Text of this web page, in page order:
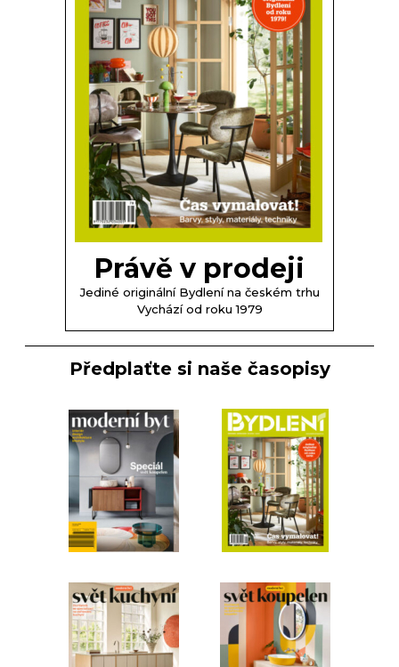
Právě v prodeji
Jediné originální Bydlení na českém trhu
Vychází od roku 1979
Předplaťte si naše časopisy